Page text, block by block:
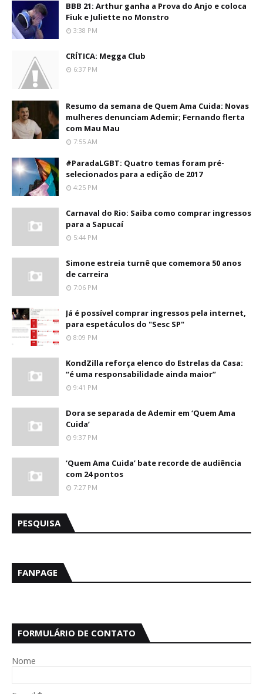
BBB 21: Arthur ganha a Prova do Anjo e coloca
Fiuk e Juliette no Monstro
3:38 PM
CRÍTICA: Megga Club
6:37 PM
Resumo da semana de Quem Ama Cuida: Novas
mulheres denunciam Ademir; Fernando flerta
com Mau Mau
7:55 AM
#ParadaLGBT: Quatro temas foram pré-
selecionados para a edição de 2017
4:25 PM
Carnaval do Rio: Saiba como comprar ingressos
para a Sapucaí
5:44 PM
Simone estreia turnê que comemora 50 anos
de carreira
7:06 PM
Já é possível comprar ingressos pela internet,
para espetáculos do "Sesc SP"
8:09 PM
KondZilla reforça elenco do Estrelas da Casa:
“é uma responsabilidade ainda maior”
9:41 PM
Dora se separada de Ademir em ‘Quem Ama
Cuida’
9:37 PM
‘Quem Ama Cuida’ bate recorde de audiência
com 24 pontos
7:27 PM
PESQUISA
FANPAGE
FORMULÁRIO DE CONTATO
Nome